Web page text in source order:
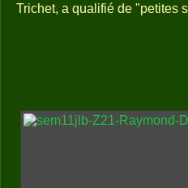
Trichet, a qualifié de "petites